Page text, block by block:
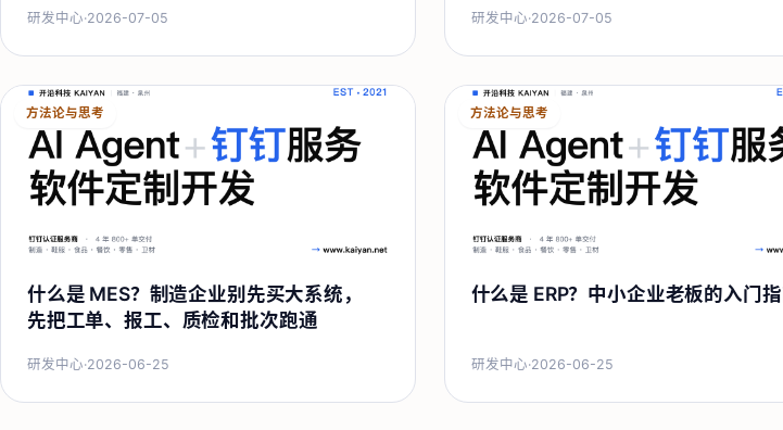
研发中心·2026-07-05 研发中心·2026-07-05
方法论与思考
什么是 MES？制造企业别先买大系统，
先把工单、报工、质检和批次跑通
研发中心·2026-06-25
方法论与思考
什么是 ERP？中小企业老板的入门
研发中心·2026-06-25